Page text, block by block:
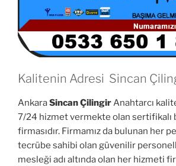
Kalitenin Adresi Sincan
AnkaraSincan ÇilingirAnahtarcı
7/24 hizmet vermekte olan sertifikalı
firmasıdır. Firmamız da bulunan her
tecrübe sahibi olan güvenilir
mesleği adı altında olan her hizmeti